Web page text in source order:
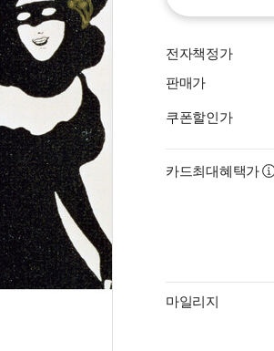
전자책정가
판매가
쿠폰할인가
카드최대혜택가
마일리지